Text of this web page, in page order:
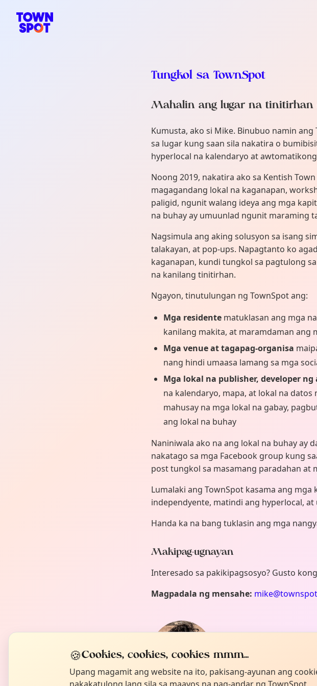
ng mga lokal na kaganapan ng TownSpot
Tungkol sa TownSpot
Mahalin ang lugar na tinitirhan
Kumusta, ako si Mike. Binubuo namin
sa lugar kung saan sila nakatira o
hyperlocal na kalendaryo at
Noong 2019, nakatira ako sa Kentish
magagandang lokal na kaganapan,
paligid, ngunit walang ideya ang mga
na buhay ay umuunlad ngunit maraming
Nagsimula ang aking solusyon sa isang
talakayan, at pop-ups. Napagtanto ko
kaganapan, kundi tungkol sa pagtulong
na kanilang tinitirhan.
Ngayon, tinutulungan ng TownSpot ang:
Mga residente matuklasan ang mga
kanilang makita, at maramdaman ang
Mga venue at tagapag-organisa
nang hindi umaasa lamang sa mga
Mga lokal na publisher, developer
na kalendaryo, mapa, at lokal na
mahusay na mga lokal na gabay,
ang lokal na buhay
Naniniwala ako na ang lokal na buhay ay
nakatago sa mga Facebook group kung
post tungkol sa masamang paradahan at
Lumalaki ang TownSpot kasama ang
independyente, matindi ang hyperlocal,
Handa ka na bang tuklasin ang mga
Makipag-ugnayan
Interesado sa pakikipagsosyo? Gusto
Magpadala ng mensahe:
🍪Cookies, cookies, cookies mmm...
Upang magamit ang website na ito, pakisang-ayunan ang